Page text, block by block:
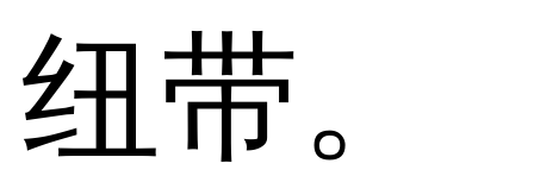
纽带。